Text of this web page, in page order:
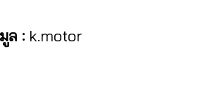
ล : k.motor